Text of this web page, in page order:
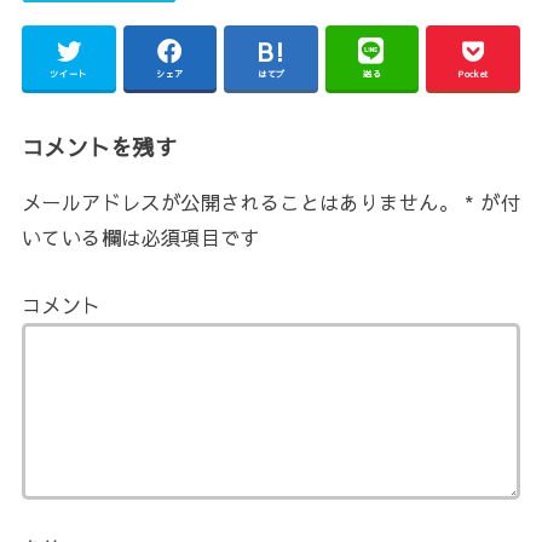
ツイート シェア はてブ 送る Pocket
コメントを残す
メールアドレスが公開されることはありません。 * が付
いている欄は必須項目です
コメント